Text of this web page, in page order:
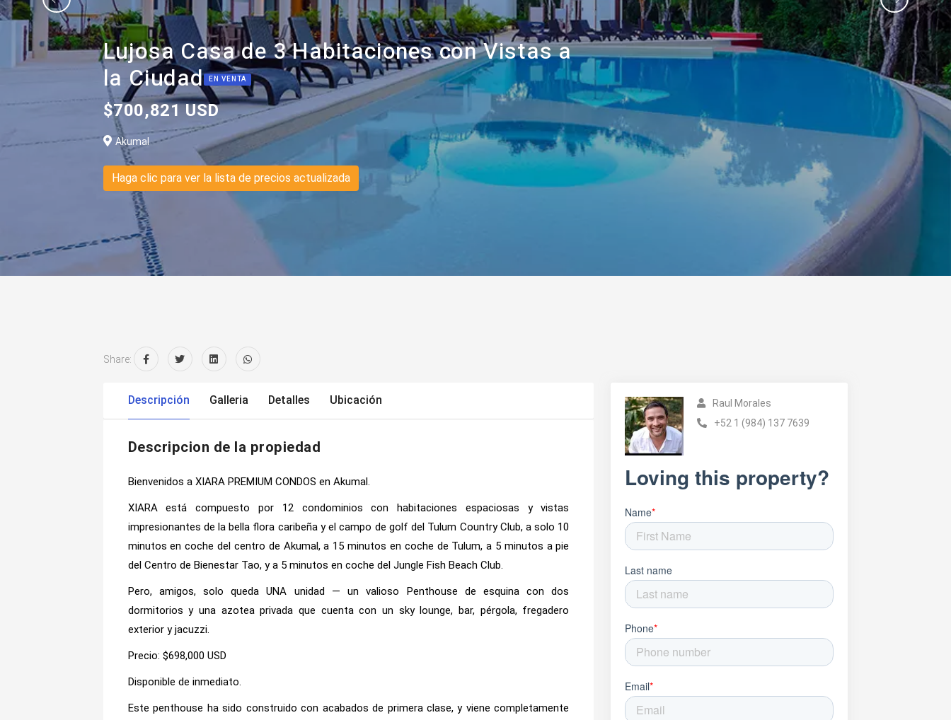
Lujosa Casa de 3 Habitaciones con Vistas a
la Ciudad EN VENTA
$700,821 USD
Akumal
Haga clic para ver la lista de precios actualizada
Share:
Descripción Galleria Detalles Ubicación
Descripcion de la propiedad
Bienvenidos a XIARA PREMIUM CONDOS en Akumal.
XIARA está compuesto por 12 condominios con habitaciones espaciosas y vistas
impresionantes de la bella flora caribeña y el campo de golf del Tulum Country Club, a solo 10
minutos en coche del centro de Akumal, a 15 minutos en coche de Tulum, a 5 minutos a pie
del Centro de Bienestar Tao, y a 5 minutos en coche del Jungle Fish Beach Club.
Pero, amigos, solo queda UNA unidad — un valioso Penthouse de esquina con dos
dormitorios y una azotea privada que cuenta con un sky lounge, bar, pérgola, fregadero
exterior y jacuzzi.
Precio: $698,000 USD
Disponible de inmediato.
Este penthouse ha sido construido con acabados de primera clase, y viene completamente
Raul Morales
+52 1 (984) 137 7639